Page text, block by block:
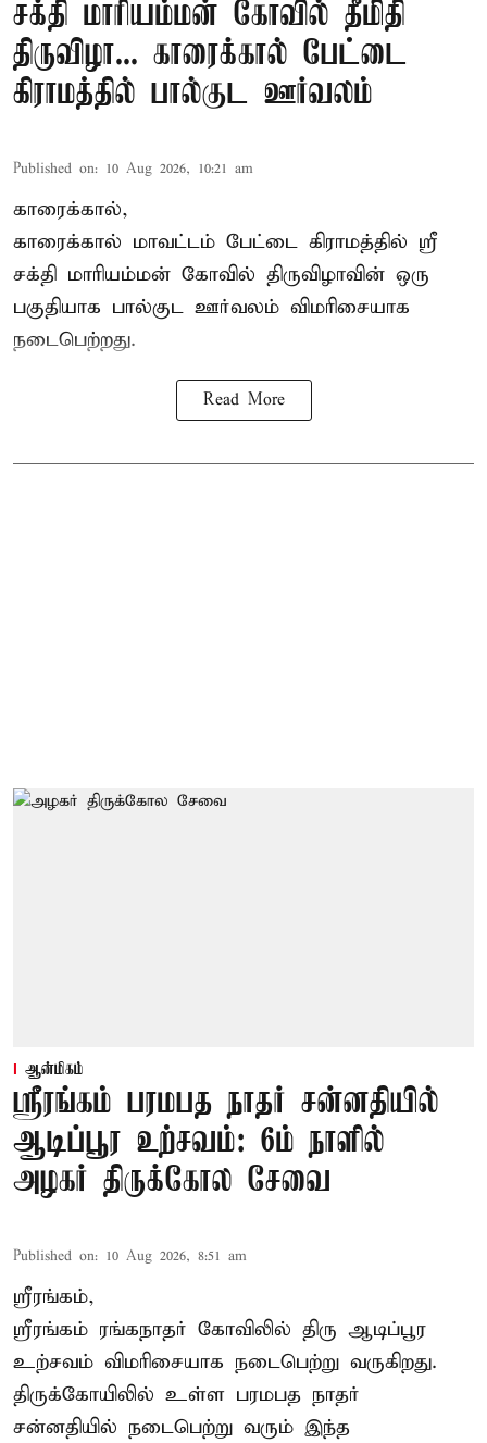
சக்தி மாரியம்மன் கோவில் தீமிதி
திருவிழா... காரைக்கால் பேட்டை
கிராமத்தில் பால்குட ஊர்வலம்
Published on: 10 Aug 2026, 10:21 am
காரைக்கால்,
காரைக்கால் மாவட்டம் பேட்டை கிராமத்தில் ஸ்ரீ
சக்தி மாரியம்மன் கோவில் திருவிழாவின் ஒரு
பகுதியாக பால்குட ஊர்வலம் விமரிசையாக
நடைபெற்றது.
Read More
ஆன்மிகம்
ஸ்ரீரங்கம் பரமபத நாதர் சன்னதியில்
ஆடிப்பூர உற்சவம்: 6ம் நாளில்
அழகர் திருக்கோல சேவை
Published on: 10 Aug 2026, 8:51 am
ஸ்ரீரங்கம்,
ஸ்ரீரங்கம் ரங்கநாதர் கோவிலில் திரு ஆடிப்பூர
உற்சவம் விமரிசையாக நடைபெற்று வருகிறது.
திருக்கோயிலில் உள்ள பரமபத நாதர்
சன்னதியில் நடைபெற்று வரும் இந்த